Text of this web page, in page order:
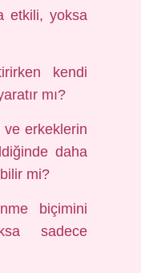
etkili, yoksa
kendi
mı?
ve erkeklerin
daha
mi?
biçimini
sadece